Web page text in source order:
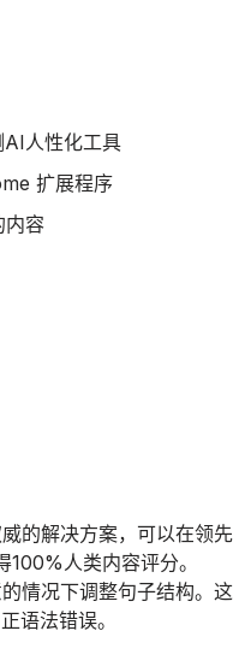
AI人性化工具
扩展程序
内容
的解决方案，可以在领先
人类内容评分。
情况下调整句子结构。这
语法错误。